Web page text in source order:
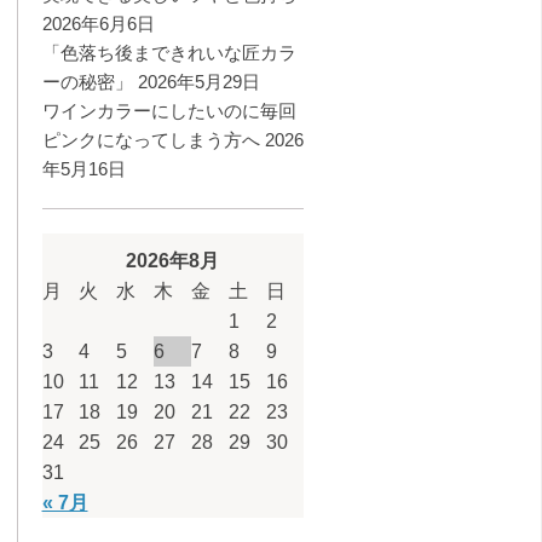
2026年6月6日
「色落ち後まできれいな匠カラ
ーの秘密」
2026年5月29日
ワインカラーにしたいのに毎回
ピンクになってしまう方へ 2026
年5月16日
2026年8月
月
火 水 木 金 土 日
« 7月
1
2
3
4 5 6 7 8
9
10
11 12 13 14 15
16
17
18 19 20 21 22
23
24
25 26 27 28 29
30
31